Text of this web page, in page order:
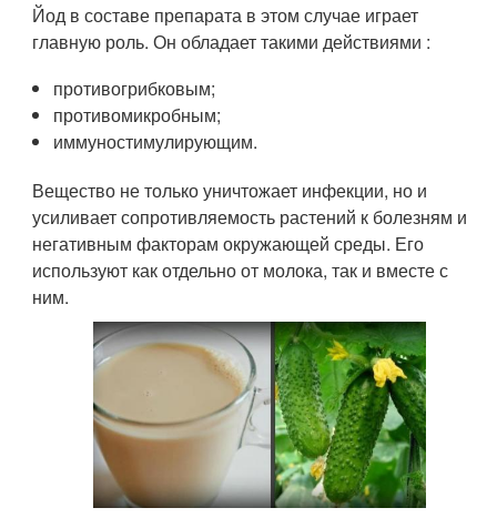
Йод в составе препарата в этом случае играет
главную роль. Он обладает такими действиями :
противогрибковым;
противомикробным;
иммуностимулирующим.
Вещество не только уничтожает инфекции, но и
усиливает сопротивляемость растений к болезням и
негативным факторам окружающей среды. Его
используют как отдельно от молока, так и вместе с
ним.